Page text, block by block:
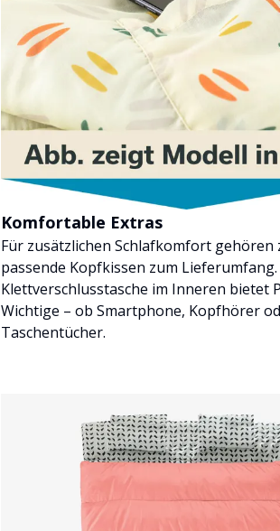
Komfortable Extras
Für zusätzlichen Schlafkomfort gehören
passende Kopfkissen zum
Klettverschlusstasche im Inneren bietet
Wichtige – ob Smartphone, Kopfhörer
Taschentücher.